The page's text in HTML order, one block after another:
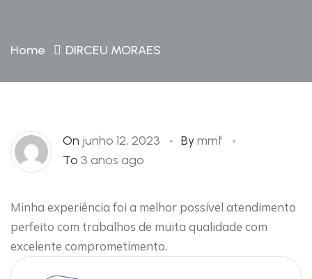
Home DIRCEU MORAES
On junho 12, 2023 Bymmf
To 3 anos ago
Minha experiência foi a melhor possível atendimento
perfeito com trabalhos de muita qualidade com
excelente comprometimento.